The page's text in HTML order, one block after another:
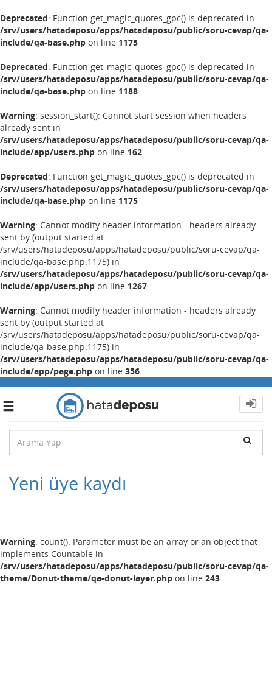
Deprecated: Function get_magic_quotes_gpc() is deprecated in
/srv/users/hatadeposu/apps/hatadeposu/public/soru-cevap/qa-
include/qa-base.php on line 1175
Deprecated: Function get_magic_quotes_gpc() is deprecated in
/srv/users/hatadeposu/apps/hatadeposu/public/soru-cevap/qa-
include/qa-base.php on line 1188
Warning: session_start(): Cannot start session when headers
already sent in
/srv/users/hatadeposu/apps/hatadeposu/public/soru-cevap/qa-
include/app/users.php on line 162
Deprecated: Function get_magic_quotes_gpc() is deprecated in
/srv/users/hatadeposu/apps/hatadeposu/public/soru-cevap/qa-
include/qa-base.php on line 1175
Warning: Cannot modify header information - headers already
sent by (output started at
/srv/users/hatadeposu/apps/hatadeposu/public/soru-cevap/qa-
include/qa-base.php:1175) in
/srv/users/hatadeposu/apps/hatadeposu/public/soru-cevap/qa-
include/app/users.php on line 1267
Warning: Cannot modify header information - headers already
sent by (output started at
/srv/users/hatadeposu/apps/hatadeposu/public/soru-cevap/qa-
include/qa-base.php:1175) in
/srv/users/hatadeposu/apps/hatadeposu/public/soru-cevap/qa-
include/app/page.php on line 356
Toggle
Yeni üye kaydı
Warning: count(): Parameter must be an array or an object that
implements Countable in
/srv/users/hatadeposu/apps/hatadeposu/public/soru-cevap/qa-
theme/Donut-theme/qa-donut-layer.php on line 243